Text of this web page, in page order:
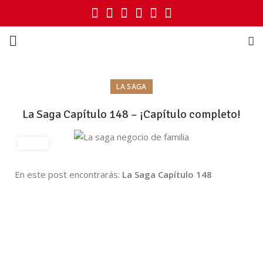
LA SAGA
La Saga Capítulo 148 – ¡Capítulo completo!
En este post encontrarás: La Saga Capítulo 148